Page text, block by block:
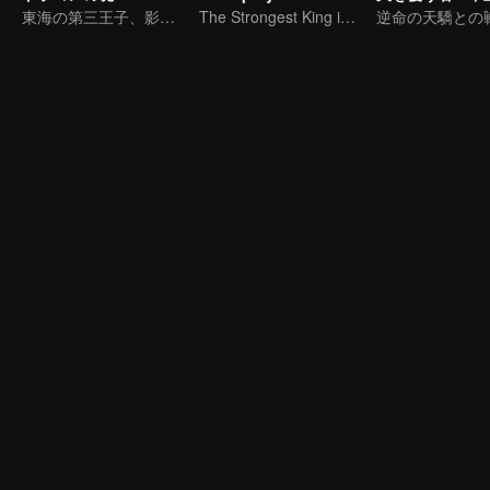
東海の第三王子、影の哪吒に死を乞う
The Strongest King in the Demon World Suddenly Gets Laid Off?